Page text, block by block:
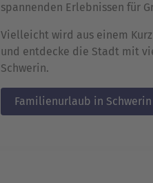
spannenden Erlebnissen für
Vielleicht wird aus einem
und entdecke die Stadt mit
Schwerin.
Familienurlaub in Schwerin